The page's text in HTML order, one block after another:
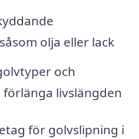
olja eller lack
och
livslängden
för golvslipning i